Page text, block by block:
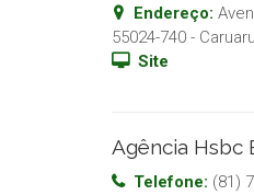
Endereço:
55024-740 - Caruaru
Site
Agência Hsbc
Telefone: (81)